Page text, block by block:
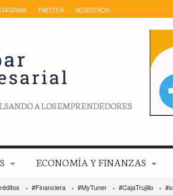
TWITTER NOSOTROS
A LOS EMPRENDEDORES
ECONOMÍA Y FINANZAS
#Financiera #MyTuner #CajaTrujillo